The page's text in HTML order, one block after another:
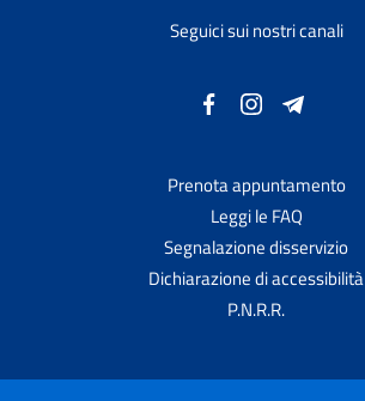
Seguici sui nostri canali
Prenota appuntamento
Leggi le FAQ
Segnalazione disservizio
Dichiarazione di accessibilità
P.N.R.R.